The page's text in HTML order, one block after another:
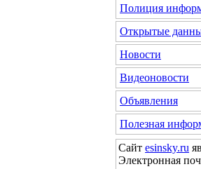
Полиция
Открытые
Новости
Видеоновости
Объявления
Полезная
Сайт esinsky.ru
Электронная